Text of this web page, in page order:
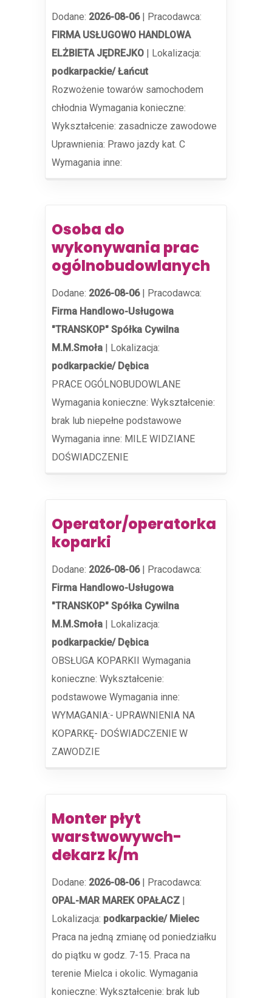
Dodane: 2026-08-06| Pracodawca:
FIRMA USŁUGOWO HANDLOWA
ELŻBIETA JĘDREJKO | Lokalizacja:
podkarpackie/ Łańcut
Rozwożenie towarów samochodem
chłodnia Wymagania konieczne:
Wykształcenie: zasadnicze zawodowe
Uprawnienia: Prawo jazdy kat. C
Wymagania inne:
Osoba do
wykonywania prac
ogólnobudowlanych
Dodane: 2026-08-06| Pracodawca:
Firma Handlowo-Usługowa
"TRANSKOP" Spółka Cywilna
M.M.Smoła | Lokalizacja:
podkarpackie/ Dębica
PRACE OGÓLNOBUDOWLANE
Wymagania konieczne: Wykształcenie:
brak lub niepełne podstawowe
Wymagania inne: MILE WIDZIANE
DOŚWIADCZENIE
Operator/operatorka
koparki
Dodane: 2026-08-06| Pracodawca:
Firma Handlowo-Usługowa
"TRANSKOP" Spółka Cywilna
M.M.Smoła | Lokalizacja:
podkarpackie/ Dębica
OBSŁUGA KOPARKII Wymagania
konieczne: Wykształcenie:
podstawowe Wymagania inne:
WYMAGANIA:- UPRAWNIENIA NA
KOPARKĘ- DOŚWIADCZENIE W
ZAWODZIE
Monter płyt
warstwowywch-
dekarz k/m
Dodane: 2026-08-06| Pracodawca:
OPAL-MAR MAREK OPAŁACZ |
Lokalizacja: podkarpackie/ Mielec
Praca na jedną zmianę od poniedziałku
do piątku w godz. 7-15. Praca na
terenie Mielca i okolic. Wymagania
konieczne: Wykształcenie: brak lub